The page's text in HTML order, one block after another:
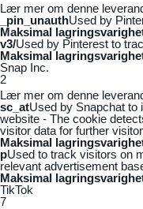
Lær mer om denne
_pin_unauthUsed by
Maksimal
v3/Used by Pinterest to
Maksimal
Snap Inc.
2
Lær mer om denne
sc_atUsed by Snapchat to
website - The cookie
visitor data for further
Maksimal
pUsed to track visitors on
relevant advertisement
Maksimal
TikTok
7